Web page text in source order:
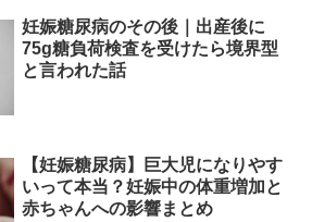
妊娠糖尿病のその後｜出産後に
75g糖負荷検査を受けたら境界型
と言われた話
【妊娠糖尿病】巨大児になりやす
いって本当？妊娠中の体重増加と
赤ちゃんへの影響まとめ